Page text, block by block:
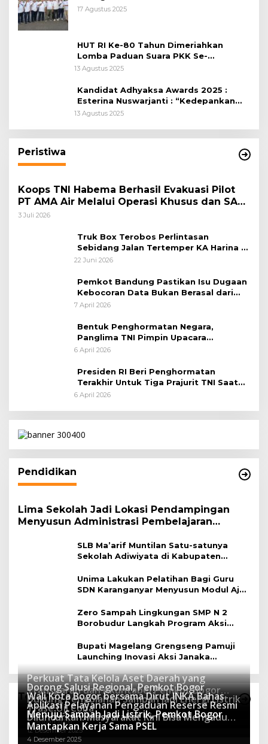
RI, di Lapangan Tegar Beriman
17 Agustus 2025
HUT RI Ke-80 Tahun Dimeriahkan
Lomba Paduan Suara PKK Se-
Kabupaten Bogor
13 Agustus 2025
Kandidat Adhyaksa Awards 2025 :
Esterina Nuswarjanti : “Kedepankan
Keadilan Restoratif Wujudkan
13 Agustus 2025
Peristiwa
Koops TNI Habema Berhasil Evakuasi Pilot
PT AMA Air Melalui Operasi Khusus dan SAR
Taktis
3 Juli 2026
Truk Box Terobos Perlintasan
Sebidang Jalan Tertemper KA Harina di
Jalan Stasiun Poncol-Jrakah Semarang
22 Juni 2026
Pemkot Bandung Pastikan Isu Dugaan
Kebocoran Data Bukan Berasal dari
Server Disdukcapil
7 April 2026
Bentuk Penghormatan Negara,
Panglima TNI Pimpin Upacara
Pemakaman Militer
6 April 2026
Presiden RI Beri Penghormatan
Terakhir Untuk Tiga Prajurit TNI Saat
Persemayaman di Bandara Soekarno-
6 April 2026
Pendidikan
Lima Sekolah Jadi Lokasi Pendampingan
Menyusun Administrasi Pembelajaran
SLB Ma’arif Muntilan Satu-satunya
Sekolah Adiwiyata di Kabupaten
Unima Lakukan Pelatihan Bagi Guru
SDN Karanganyar Menyusun Modul Ajar
Zero Sampah Lingkungan SMP N 2
Borobudur Langkah Program Aksi
Bupati Magelang Grengseng Pamuji
Launching Inovasi Aksi Janaka
Program Sekolah Adiwiyata
Teknologi
Perkuat Tata Kelola Aset Daerah yang
Transparan dan Akuntabel Pemkot Bogor
Luncurkan SIMASDA
8 Juli 2026
Dorong Salusi Regional, Pemkot Bogor
Dukung Pengolahan Sampah Jadi Energi Listrik
8 April 2026
Wali Kota Bogor bersama Dirut INKA Bahas
Trase Uji Coba
7 Januari 2026
Aplikasi Pelayanan Pengaduan Reserse Resmi
Diluncurkan: Masyarakat Kini Bisa Mengadu
Lebih Cepat, Mudah, dan Terintegrasi
12 Desember 2025
Menuju Sampah Jadi Listrik, Pemkot Bogor
Mantapkan Kerja Sama PSEL
4 Desember 2025